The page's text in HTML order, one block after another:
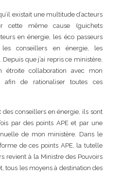
existait une multitude d’acteurs
cette même cause (guichets
en énergie, les éco passeurs
les conseillers en énergie, les
Depuis que j’ai repris ce ministère,
étroite collaboration avec mon
afin de rationaliser toutes ces
des conseillers en énergie, ils sont
par des points APE et par une
de mon ministère. Dans le
de ces points APE, la tutelle
revient à la Ministre des Pouvoirs
tous les moyens à destination des